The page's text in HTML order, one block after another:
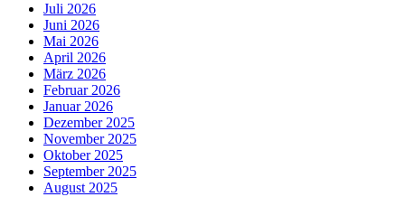
Juli 2026
Juni 2026
Mai 2026
April 2026
März 2026
Februar 2026
Januar 2026
Dezember 2025
November 2025
Oktober 2025
September 2025
August 2025